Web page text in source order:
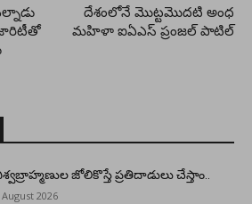
దేశంలోనే మొట్టమొదటి అంధ
మహిళా ఐఏఎస్ ప్రంజల్ పాటిల్
జోలికొస్తే ప్రతిదాడులు చేస్తాం..
August 2026